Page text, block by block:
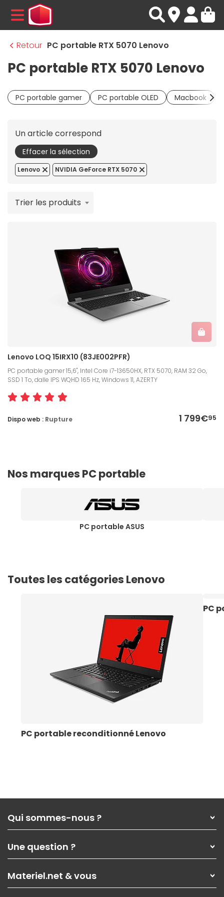
MENU
Retour PC portable RTX 5070 Lenovo
PC portable RTX 5070 Lenovo
PC portable gamer PC portable OLED Macbook
Un article correspond
Effacer la sélection
Lenovo NVIDIA GeForce RTX 5070
Trier les produits
Lenovo LOQ 15IRX10 (83JE002PFR)
PC portable gamer 15,6", Intel Core i7-13650HX, RTX 5070, RAM 32 Go,
SSD 1 To, dalle IPS WQHD 165 Hz, Windows 11, AZERTY
1 799€95
Dispo web : Rupture
Nos marques PC portable
PC portable ASUS
Toutes les catégories Lenovo
PC portable reconditionné Lenovo
PC
Qui sommes-nous ?
Nos services
Les magasins Materiel.net
Nos solutions pour les pros
Contactez-nous
Une question ?
Paiement, livraison
Garanties,Pack Zen
Materiel.net & vous